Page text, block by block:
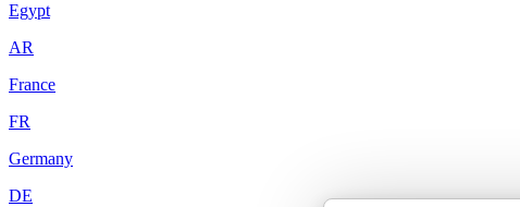
Egypt
AR
France
FR
Germany
DE